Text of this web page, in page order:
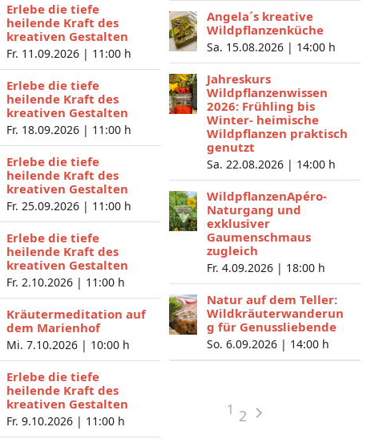
Erlebe die tiefe
heilende Kraft des
kreativen Gestalten
Fr. 11.09.2026 | 11:00 h
Erlebe die tiefe
heilende Kraft des
kreativen Gestalten
Fr. 18.09.2026 | 11:00 h
Erlebe die tiefe
heilende Kraft des
kreativen Gestalten
Fr. 25.09.2026 | 11:00 h
Erlebe die tiefe
heilende Kraft des
kreativen Gestalten
Fr. 2.10.2026 | 11:00 h
Kräutermeditation auf
dem Marienhof
Mi. 7.10.2026 | 10:00 h
Erlebe die tiefe
heilende Kraft des
kreativen Gestalten
Fr. 9.10.2026 | 11:00 h
Angela´s kreative
Wildpflanzenküche
Sa. 15.08.2026 | 14:00 h
Jahreskurs
Wildpflanzenwissen
2026: Frühling bis
Winter- heimische
Wildpflanzen praktisch
genutzt
Sa. 22.08.2026 | 14:00 h
WildpflanzenApéro-
Naturgang und
exklusiver
Gaumenschmaus
zugleich
Fr. 4.09.2026 | 18:00 h
Natur auf dem Teller:
Wildkräuterwanderun
g für Genussliebende
So. 6.09.2026 | 14:00 h
1 2